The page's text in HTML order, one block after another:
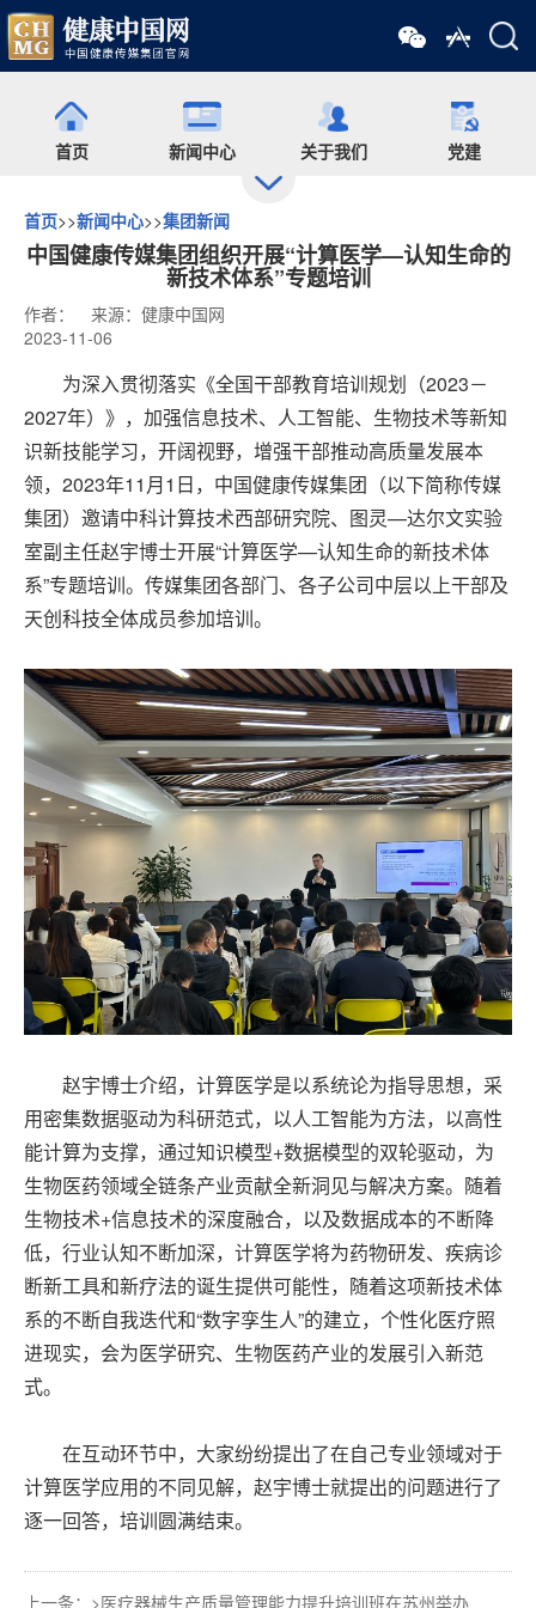
首页 新闻中心 关于我们 党建
出版 食药网 培训 会展
药师在线 舆情
微信矩阵
首页>>新闻中心>>集团新闻
中国健康传媒集团组织开展“计算医学—认知生命的
新技术体系”专题培训
作者：
来源：健康中国网
2023-11-06
为深入贯彻落实《全国干部教育培训规划（2023－
2027年）》，加强信息技术、人工智能、生物技术等新知
识新技能学习，开阔视野，增强干部推动高质量发展本
领，2023年11月1日，中国健康传媒集团（以下简称传媒
集团）邀请中科计算技术西部研究院、图灵—达尔文实验
室副主任赵宇博士开展“计算医学—认知生命的新技术体
系”专题培训。传媒集团各部门、各子公司中层以上干部及
天创科技全体成员参加培训。
赵宇博士介绍，计算医学是以系统论为指导思想，采
用密集数据驱动为科研范式，以人工智能为方法，以高性
能计算为支撑，通过知识模型+数据模型的双轮驱动，为
生物医药领域全链条产业贡献全新洞见与解决方案。随着
生物技术+信息技术的深度融合，以及数据成本的不断降
低，行业认知不断加深，计算医学将为药物研发、疾病诊
断新工具和新疗法的诞生提供可能性，随着这项新技术体
系的不断自我迭代和“数字孪生人”的建立，个性化医疗照
进现实，会为医学研究、生物医药产业的发展引入新范
式。
在互动环节中，大家纷纷提出了在自己专业领域对于
计算医学应用的不同见解，赵宇博士就提出的问题进行了
逐一回答，培训圆满结束。
上一条：>医疗器械生产质量管理能力提升培训班在苏州举办